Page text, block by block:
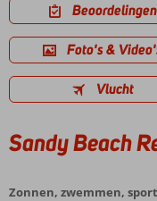
Beoordelingen
Foto's &
Vlucht
Sandy Beach
Zonnen, zwemmen,